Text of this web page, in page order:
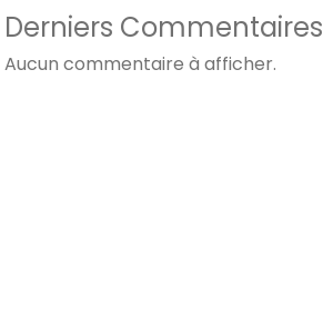
Derniers Commentaires
Aucun commentaire à afficher.